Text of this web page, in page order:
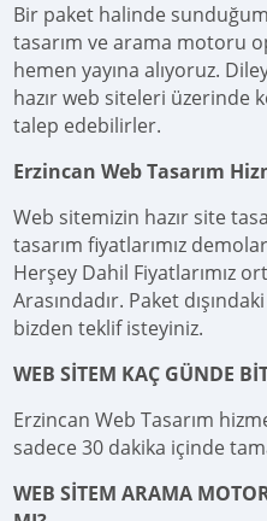
Bir paket halinde
tasarım ve arama motoru
hemen yayına alıyoruz.
hazır web siteleri üzerinde
talep edebilirler.
Erzincan Web Tasarım
Web sitemizin hazır site
tasarım fiyatlarımız
Herşey Dahil Fiyatlarımız
Arasındadır. Paket
bizden teklif isteyiniz.
WEB SİTEM KAÇ GÜNDE
Erzincan Web Tasarım
sadece 30 dakika içinde
WEB SİTEM ARAMA